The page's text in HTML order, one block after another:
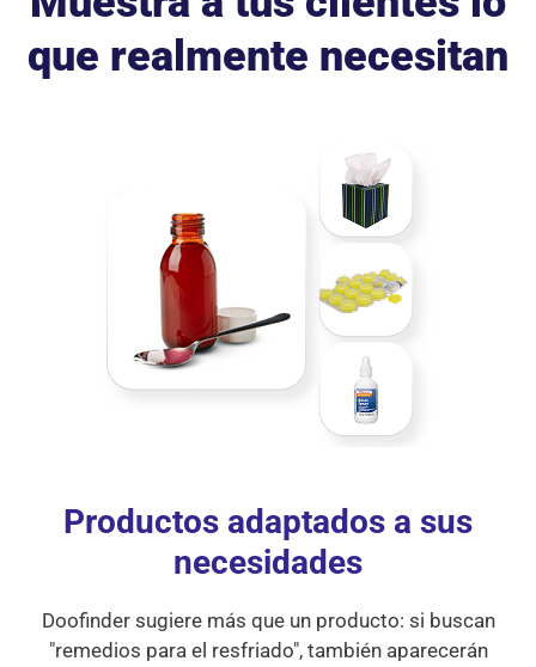
que realmente necesitan
Productos adaptados a sus
necesidades
Doofinder sugiere más que un producto: si buscan
"remedios para el resfriado", también aparecerán